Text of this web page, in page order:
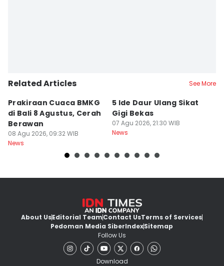
Related Articles See More
Prakiraan Cuaca BMKG
di Bali 8 Agustus, Cerah
Berawan
08 Agu 2026, 09:32 WIB
News
5 Ide Daur Ulang Sikat
Gigi Bekas
07 Agu 2026, 21:30 WIB
News
About UsEditorial TeamContact UsTerms of Services
Pedoman Media SiberIndexSitemap
Follow Us
Download